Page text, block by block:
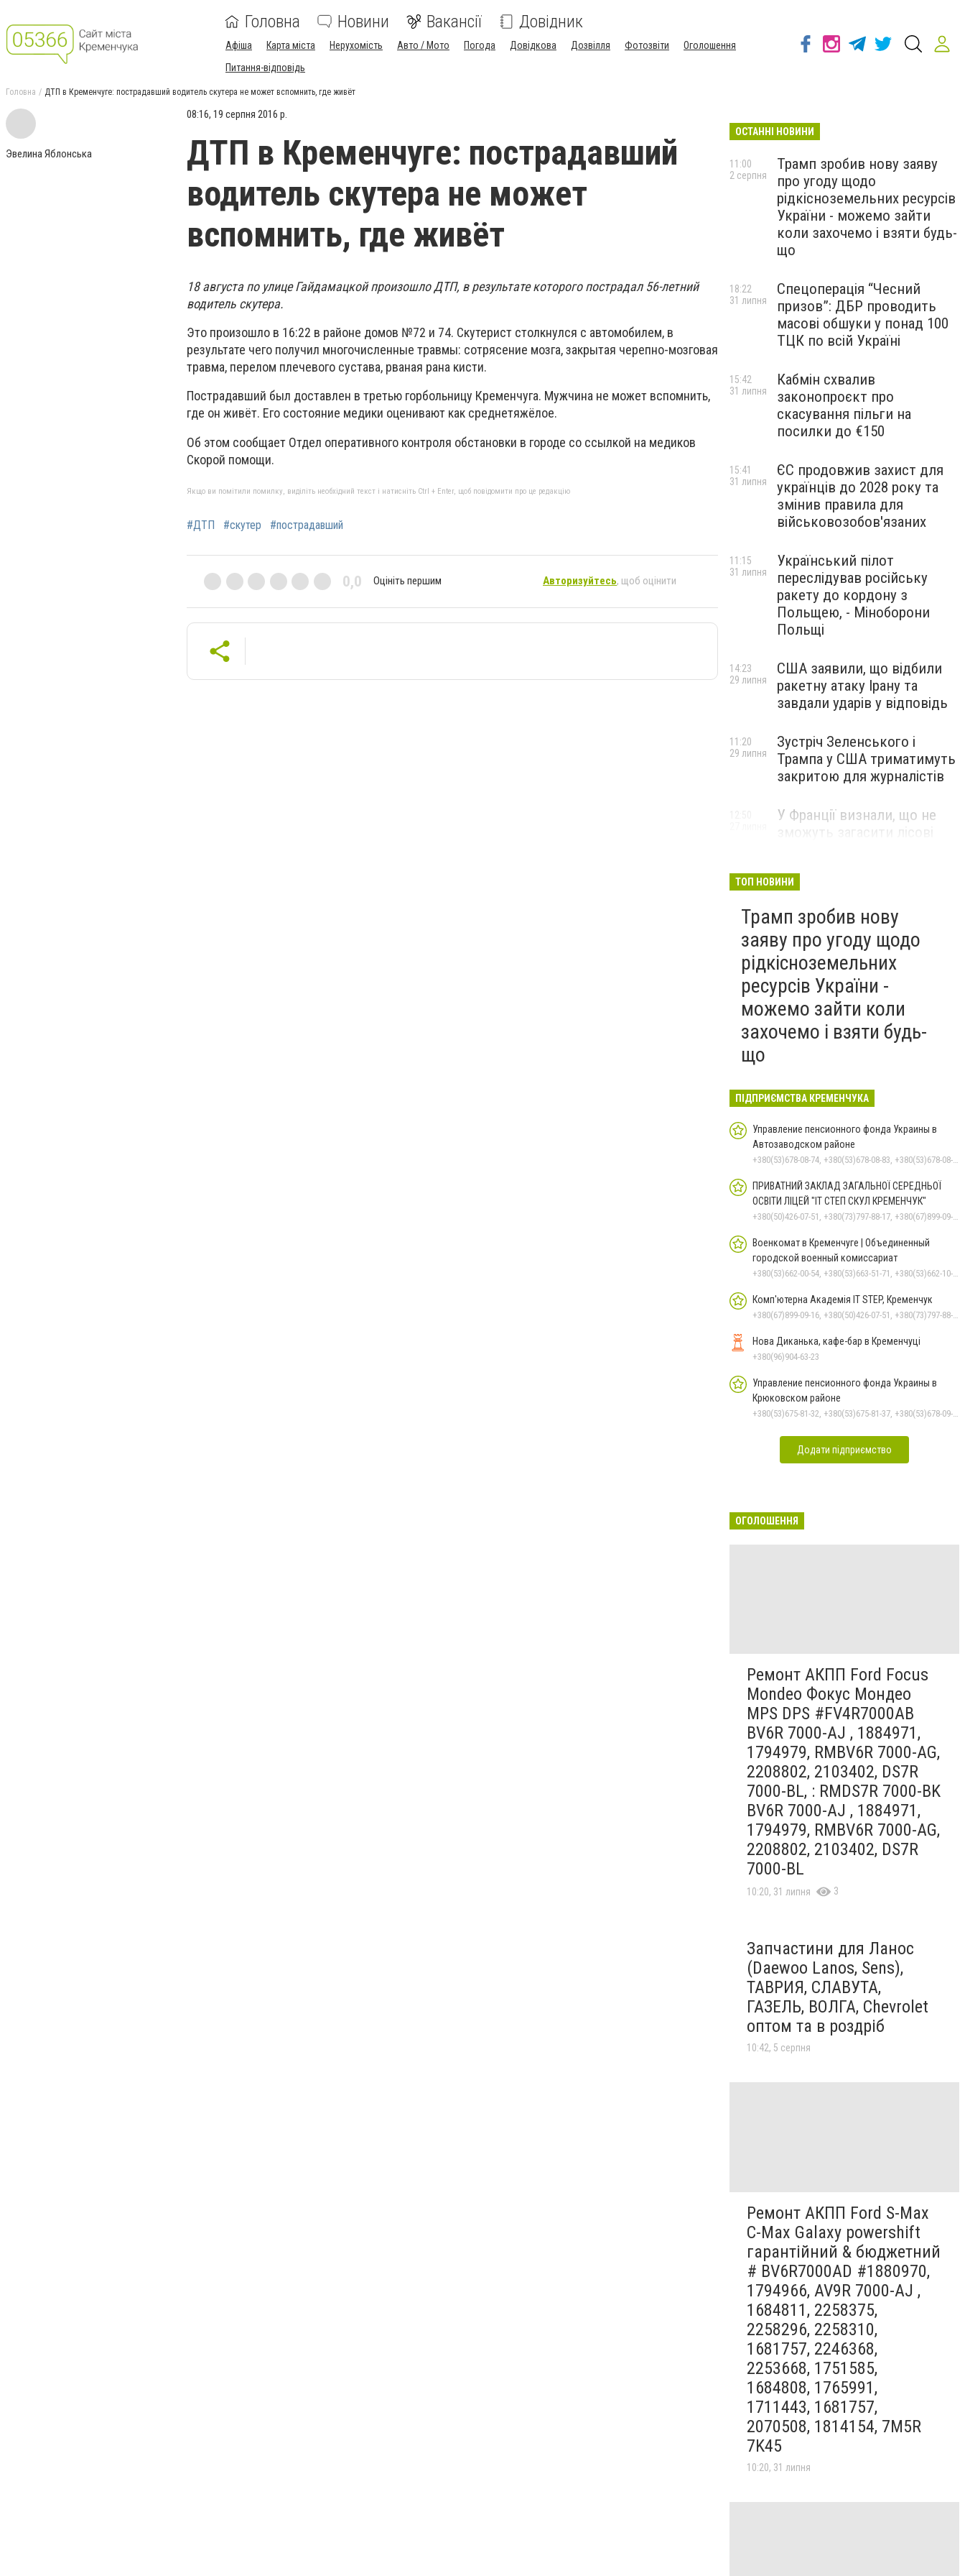
Головна Новини Вакансії Довідник
Афіша Карта міста Нерухомість Авто / Мото Погода Довідкова Дозвілля Фотозвіти
Оголошення
Питання-відповідь
Головна ДТП в Кременчуге: пострадавший водитель скутера не может вспомнить, где живёт
Эвелина Яблонська
08:16, 19 серпня 2016 р.
ДТП в Кременчуге: пострадавший
водитель скутера не может
вспомнить, где живёт
18 августа по улице Гайдамацкой произошло ДТП, в результате которого пострадал 56-летний
водитель скутера.
Это произошло в 16:22 в районе домов №72 и 74. Скутерист столкнулся с автомобилем, в
результате чего получил многочисленные травмы: сотрясение мозга, закрытая черепно-мозговая
травма, перелом плечевого сустава, рваная рана кисти.
Пострадавший был доставлен в третью горбольницу Кременчуга. Мужчина не может вспомнить,
где он живёт. Его состояние медики оценивают как среднетяжёлое.
Об этом сообщает Отдел оперативного контроля обстановки в городе со ссылкой на медиков
Скорой помощи.
Якщо ви помітили помилку, виділіть необхідний текст і натисніть Ctrl + Enter, щоб повідомити про це редакцію
#ДТП #скутер #пострадавший
0,0 Оцініть першим Авторизуйтесь, щоб оцінити
ОСТАННІ НОВИНИ
Трамп зробив нову заяву
про угоду щодо
рідкісноземельних ресурсів
України - можемо зайти
коли захочемо і взяти будь-
що
11:00
2 серпня
Спецоперація “Чесний
призов”: ДБР проводить
масові обшуки у понад 100
ТЦК по всій Україні
18:22
31 липня
Кабмін схвалив
законопроєкт про
скасування пільги на
посилки до €150
15:42
31 липня
ЄС продовжив захист для
українців до 2028 року та
змінив правила для
військовозобов'язаних
15:41
31 липня
Український пілот
переслідував російську
ракету до кордону з
Польщею, - Міноборони
Польщі
11:15
31 липня
США заявили, що відбили
ракетну атаку Ірану та
завдали ударів у відповідь
14:23
29 липня
Зустріч Зеленського і
Трампа у США триматимуть
закритою для журналістів
11:20
29 липня
У Франції визнали, що не
ТОП НОВИНИ
Трамп зробив нову
заяву про угоду щодо
рідкісноземельних
ресурсів України -
можемо зайти коли
захочемо і взяти будь-
що
ПІДПРИЄМСТВА КРЕМЕНЧУКА
Управление пенсионного фонда Украины в
Автозаводском районе
+380(53)678-08-74, +380(53)678-08-83, +380(53)678-08-41, +380(53)678-08-86, +380(53)678-09-05
ПРИВАТНИЙ ЗАКЛАД ЗАГАЛЬНОЇ СЕРЕДНЬОЇ
ОСВІТИ ЛІЦЕЙ "ІТ СТЕП СКУЛ КРЕМЕНЧУК"
+380(50)426-07-51, +380(73)797-88-17, +380(67)899-09-16
Военкомат в Кременчуге | Объединенный
городской военный комиссариат
+380(53)662-00-54, +380(53)663-51-71, +380(53)662-10-35
Комп'ютерна Академія IT STEP, Кременчук
+380(67)899-09-16, +380(50)426-07-51, +380(73)797-88-17
Нова Диканька, кафе-бар в Кременчуці
+380(96)904-63-23
Управление пенсионного фонда Украины в
Крюковском районе
+380(53)675-81-32, +380(53)675-81-37, +380(53)678-09-01, +380(53)675-81-40, +380(53)675-81-33, +380(53)675-81-38, +380(53)675-81-31, +380(53)678-08-87
Додати підприємство
ОГОЛОШЕННЯ
Ремонт АКПП Ford Focus
Mondeo Фокус Мондео
MPS DPS #FV4R7000AB
BV6R 7000-AJ , 1884971,
1794979, RMBV6R 7000-AG,
2208802, 2103402, DS7R
7000-BL, : RMDS7R 7000-BK
BV6R 7000-AJ , 1884971,
1794979, RMBV6R 7000-AG,
2208802, 2103402, DS7R
7000-BL
10:20, 31 липня 3
Запчастини для Ланос
(Daewoo Lanos, Sens),
ТАВРИЯ, СЛАВУТА,
ГАЗЕЛЬ, ВОЛГА, Chevrolet
оптом та в роздріб
10:42, 5 серпня
Ремонт АКПП Ford S-Max
C-Max Galaxy powershift
гарантійний & бюджетний
# BV6R7000AD #1880970,
1794966, AV9R 7000-AJ ,
1684811, 2258375,
2258296, 2258310,
1681757, 2246368,
2253668, 1751585,
1684808, 1765991,
1711443, 1681757,
2070508, 1814154, 7M5R
7K45
10:20, 31 липня